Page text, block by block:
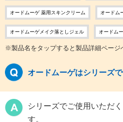
オードムーゲ 薬用スキンクリーム オードム
オードムーゲメイク落としジェル オードム
※製品名をタップすると製品詳細ページ
オードムーゲはシリーズ
シリーズでご使用いただ
す。